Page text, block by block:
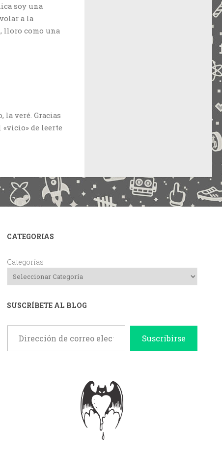
soy una
a la
lloro como una
la veré. Gracias
«vicio» de leerte
CATEGORIAS
Categorías
SUSCRÍBETE AL BLOG
Dirección de correo electrónico
Suscribirse